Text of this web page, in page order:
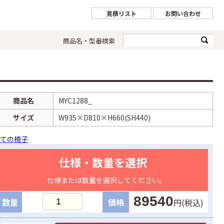
見積リスト お問い合わせ
商品名・型番検索
商品名
MYC1288_
サイズ
W935×D810×H660(SH440)
の椅子
仕様・数量を選択
仕様または数量を選択してください。
数量 価格 89540円(税込)